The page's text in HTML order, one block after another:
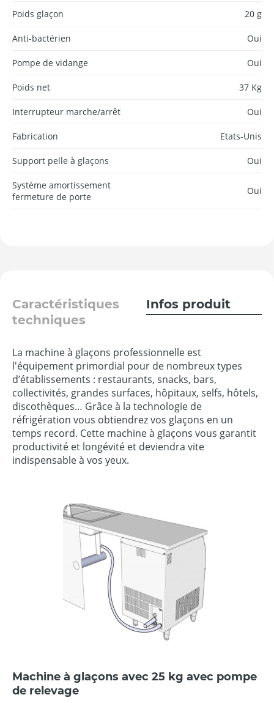
Poids glaçon 20 g
Anti-bactérien Oui
Pompe de vidange Oui
Poids net 37 Kg
Interrupteur marche/arrêt Oui
Fabrication Etats-Unis
Support pelle à glaçons Oui
Système amortissement
fermeture de porte
Oui
Caractéristiques
techniques
Infos produit
La machine à glaçons professionnelle est
l'équipement primordial pour de nombreux types
d’établissements : restaurants, snacks, bars,
collectivités, grandes surfaces, hôpitaux, selfs, hôtels,
discothèques… Grâce à la technologie de
réfrigération vous obtiendrez vos glaçons en un
temps record. Cette machine à glaçons vous garantit
productivité et longévité et deviendra vite
indispensable à vos yeux.
Machine à glaçons avec 25 kg avec pompe
de relevage